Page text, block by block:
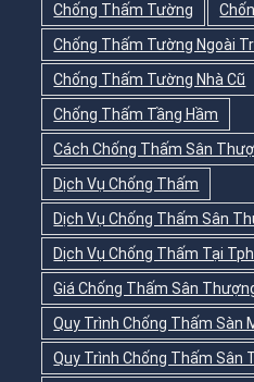
Chống Thấm Tường
Chống Thấm Tường Ngoài
Chống Thấm Tường Nhà Cũ
Chống Thấm Tầng Hầm
Cách Chống Thấm Sân
Dịch Vụ Chống Thấm
Dịch Vụ Chống Thấm Sân
Dịch Vụ Chống Thấm Tại
Giá Chống Thấm Sân
Quy Trình Chống Thấm Sàn
Quy Trình Chống Thấm Sân